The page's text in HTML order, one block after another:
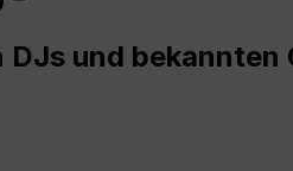
und bekannten